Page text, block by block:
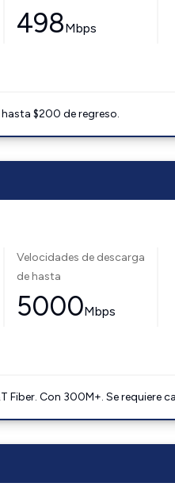
498Mbps
$200 de regreso.
Velocidades de descarga
de hasta
5000Mbps
Con 300M+. Se requiere